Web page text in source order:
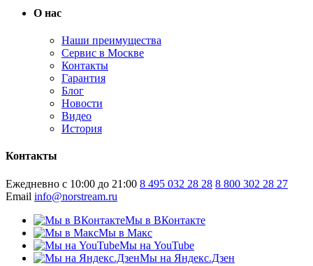
О нас
Наши преимущества
Сервис в Москве
Контакты
Гарантия
Блог
Новости
Видео
История
Контакты
Ежедневно с 10:00 до 21:00 8 495 032 28 28 8 800 302 28 27
Email info@norstream.ru
Мы в ВКонтакте
Мы в Макс
Мы на YouTube
Мы на Яндекс.Дзен